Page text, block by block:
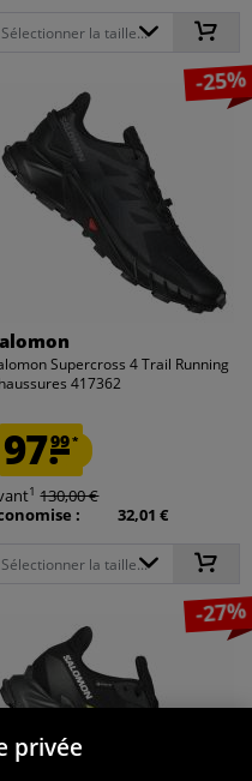
Sélectionner la taille...
-25%
Supercross 4 Trail Running
417362
97.99*
1 130,00 €
:
32,01 €
Sélectionner la taille...
-27%
privée